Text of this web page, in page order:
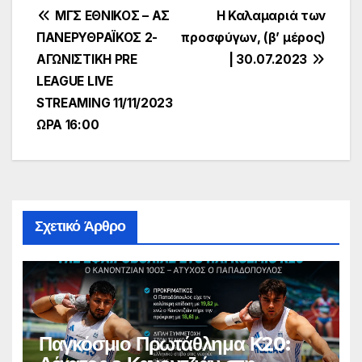
Πλοήγηση
άρθρων
Η Καλαμαριά των
προσφύγων, (β’ μέρος)
| 30.07.2023
ΜΓΣ ΕΘΝΙΚΟΣ – ΑΣ
ΠΑΝΕΡΥΘΡΑΪΚΟΣ 2-
ΑΓΩΝΙΣΤΙΚΗ PRE
LEAGUE LIVE
STREAMING 11/11/2023
ΩΡΑ 16:00
Σχετικό Άρθρο
Παγκόσμιο Πρωτάθλημα Κ20: